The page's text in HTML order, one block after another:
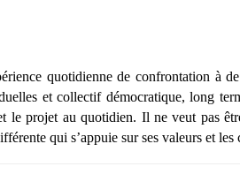
quotidienne de confrontation à
et collectif démocratique, long
le projet au quotidien. Il ne veut pas
qui s’appuie sur ses valeurs et